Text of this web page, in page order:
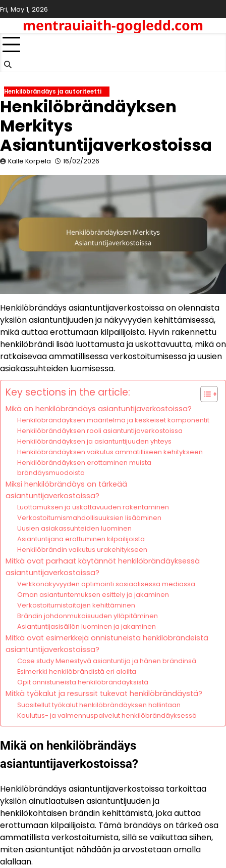
Skip
to
content
Fri, May 1, 2026
mentrauiaith-gogledd.com
Henkilöbrändäys ja autoriteetti
Henkilöbrändäyksen
Merkitys
Asiantuntijaverkostoissa
Kalle Korpela 16/02/2026
Henkilöbrändäys asiantuntijaverkostoissa on olennaista
yksilön asiantuntijuuden ja näkyvyyden kehittämisessä,
mikä auttaa erottumaan kilpailijoista. Hyvin rakennettu
henkilöbrändi lisää luottamusta ja uskottavuutta, mikä on
ratkaisevaa ammatillisessa verkostoitumisessa ja uusien
asiakassuhteiden luomisessa.
Key sections in the article:
Mikä on henkilöbrändäys asiantuntijaverkostoissa?
Henkilöbrändäyksen määritelmä ja keskeiset komponentit
Henkilöbrändäyksen rooli asiantuntijaverkostoissa
Henkilöbrändäyksen ja asiantuntijuuden yhteys
Henkilöbrändäyksen vaikutus ammatilliseen kehitykseen
Henkilöbrändäyksen erottaminen muista
brändäysmuodoista
Miksi henkilöbrändäys on tärkeää
asiantuntijaverkostoissa?
Luottamuksen ja uskottavuuden rakentaminen
Verkostoitumismahdollisuuksien lisääminen
Uusien asiakassuhteiden luominen
Asiantuntijana erottuminen kilpailijoista
Henkilöbrändin vaikutus urakehitykseen
Mitkä ovat parhaat käytännöt henkilöbrändäyksessä
asiantuntijaverkostoissa?
Verkkonäkyvyyden optimointi sosiaalisessa mediassa
Oman asiantuntemuksen esittely ja jakaminen
Verkostoitumistaitojen kehittäminen
Brändin johdonmukaisuuden ylläpitäminen
Asiantuntijasisällön luominen ja jakaminen
Mitkä ovat esimerkkejä onnistuneista henkilöbrändeistä
asiantuntijaverkostoissa?
Case study Menestyvä asiantuntija ja hänen brändinsä
Esimerkki henkilöbrändistä eri aloilta
Opit onnistuneista henkilöbrändäyksistä
Mitkä työkalut ja resurssit tukevat henkilöbrändäystä?
Suositellut työkalut henkilöbrändäyksen hallintaan
Koulutus- ja valmennuspalvelut henkilöbrändäyksessä
Mikä on henkilöbrändäys
asiantuntijaverkostoissa?
Henkilöbrändäys asiantuntijaverkostoissa tarkoittaa
yksilön ainutlaatuisen asiantuntijuuden ja
henkilökohtaisen brändin kehittämistä, joka auttaa
erottumaan kilpailijoista. Tämä brändäys on tärkeä osa
ammatillista verkostoitumista, sillä se vaikuttaa siihen,
miten asiantuntijat nähdään ja arvostetaan omalla
alallaan.